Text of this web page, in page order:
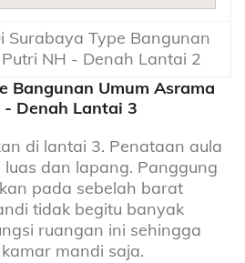
Surabaya Type Bangunan
NH - Denah Lantai 2
Bangunan Umum Asrama
Denah Lantai 3
di lantai 3. Penataan aula
dan lapang. Panggung
pada sebelah barat
tidak begitu banyak
ruangan ini sehingga
mandi saja.